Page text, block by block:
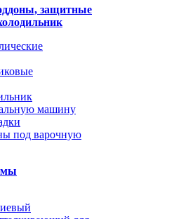
защитные
машину
под варочную